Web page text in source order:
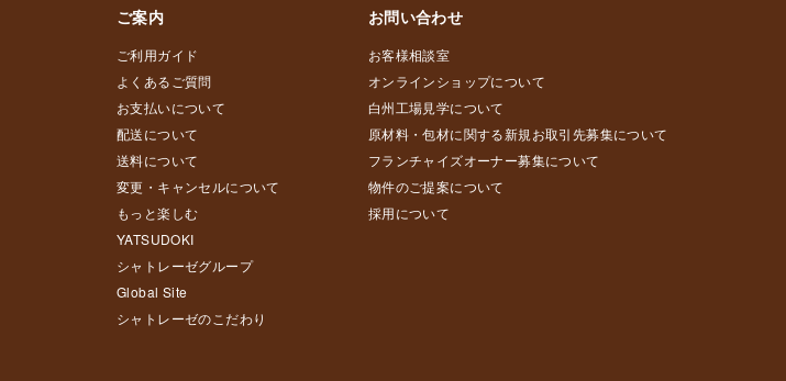
ご案内
ご利用ガイド
よくあるご質問
お支払いについて
配送について
送料について
変更・キャンセルについて
もっと楽しむ
YATSUDOKI
シャトレーゼグループ
Global Site
シャトレーゼのこだわり
お問い合わせ
お客様相談室
オンラインショップについて
白州工場見学について
原材料・包材に関する新規お取引先募集について
フランチャイズオーナー募集について
物件のご提案について
採用について